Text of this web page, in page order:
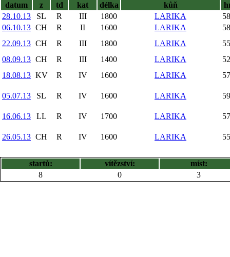
datum
z td kat délka kůň
28.10.13
SL R III 1800 LARIKA
06.10.13 CH R II 1600 LARIKA
22.09.13 CH R III 1800 LARIKA
08.09.13 CH R III 1400 LARIKA
18.08.13 KV R IV 1600 LARIKA
05.07.13 SL R IV 1600 LARIKA
16.06.13 LL R IV 1700 LARIKA
26.05.13 CH R IV 1600 LARIKA
startů: vítězství:
míst:
8
0 3